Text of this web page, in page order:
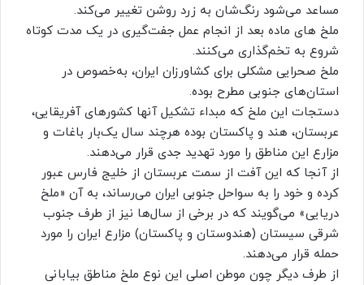
مساعد می‌شود رنگ‌شان به زرد روشن تغییر می‌کند.
ملخ‌ های ماده بعد از انجام عمل جفت‌گیری در یک مدت کوتاه
شروع به تخم‌گذاری می‌کنند.
ملخ صحرایی مشکلی برای کشاورزان ایران، به‌خصوص در
استان‌های جنوبی مطرح بوده.
دستجات این ملخ که مبداء تشکیل آنها کشورهای آفریقایی،
عربستان، هند و پاکستان بوده هر‌چند سال یک‌بار باغات و
مزارع این مناطق را مورد تهدید جدی قرار می‌دهند.
از آنجا که این آفت از سمت عربستان از خلیج فارس عبور
کرده و خود را به سواحل جنوبی ایران می‌رساند، به آن «ملخ
دریایی» می‌گویند که در برخی از سال‌ها نیز از طرف جنوب
شرقی سیستان (هندوستان و پاکستان) مزارع ایران را مورد
حمله قرار می‌دهند.
از طرف دیگر چون موطن اصلی این نوع ملخ مناطق بیابانی